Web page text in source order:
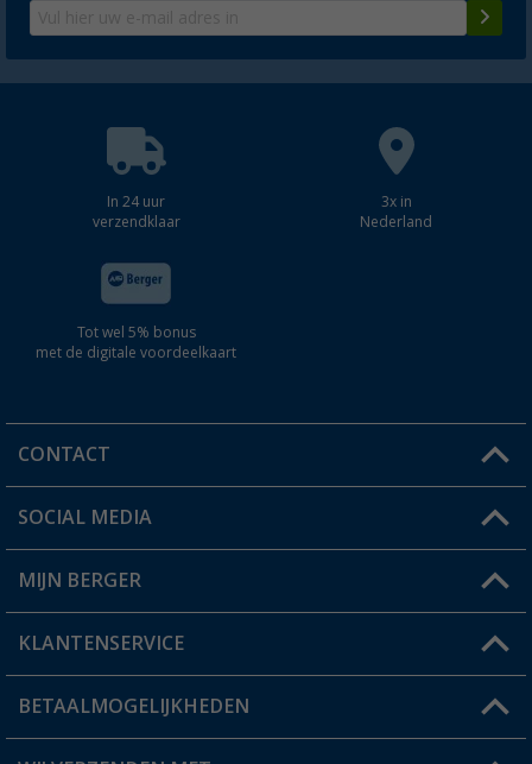
In 24 uur
verzendklaar
3x in
Nederland
Tot wel 5% bonus
met de digitale voordeelkaart
CONTACT
Een vraag?
Winkel vinden
SOCIAL MEDIA
MIJN BERGER
Mijn account
Status bestelling
KLANTENSERVICE
FAQ & Contact
BETAALMOGELIJKHEDEN